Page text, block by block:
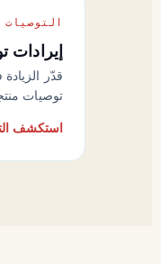
التوصيات
إيرادات
قدّر
توصيات
استكشف